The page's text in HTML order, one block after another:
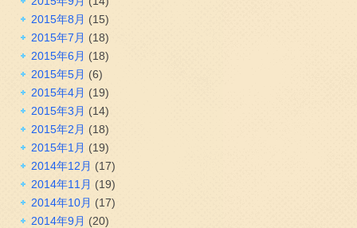
2015年8月 (15)
2015年7月 (18)
2015年6月 (18)
2015年5月 (6)
2015年4月 (19)
2015年3月 (14)
2015年2月 (18)
2015年1月 (19)
2014年12月 (17)
2014年11月 (19)
2014年10月 (17)
2014年9月 (20)